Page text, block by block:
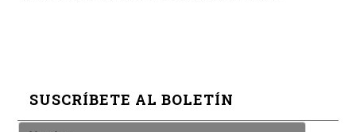
SUSCRÍBETE AL BOLETÍN